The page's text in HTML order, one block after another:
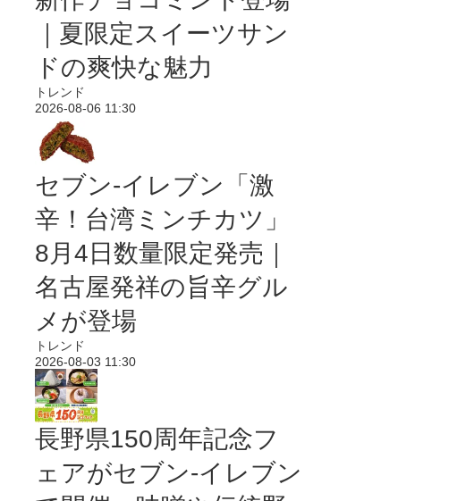
｜夏限定スイーツサン
ドの爽快な魅力
トレンド
2026-08-06 11:30
セブン-イレブン「激
辛！台湾ミンチカツ」
8月4日数量限定発売｜
名古屋発祥の旨辛グル
メが登場
トレンド
2026-08-03 11:30
長野県150周年記念フ
ェアがセブン-イレブン